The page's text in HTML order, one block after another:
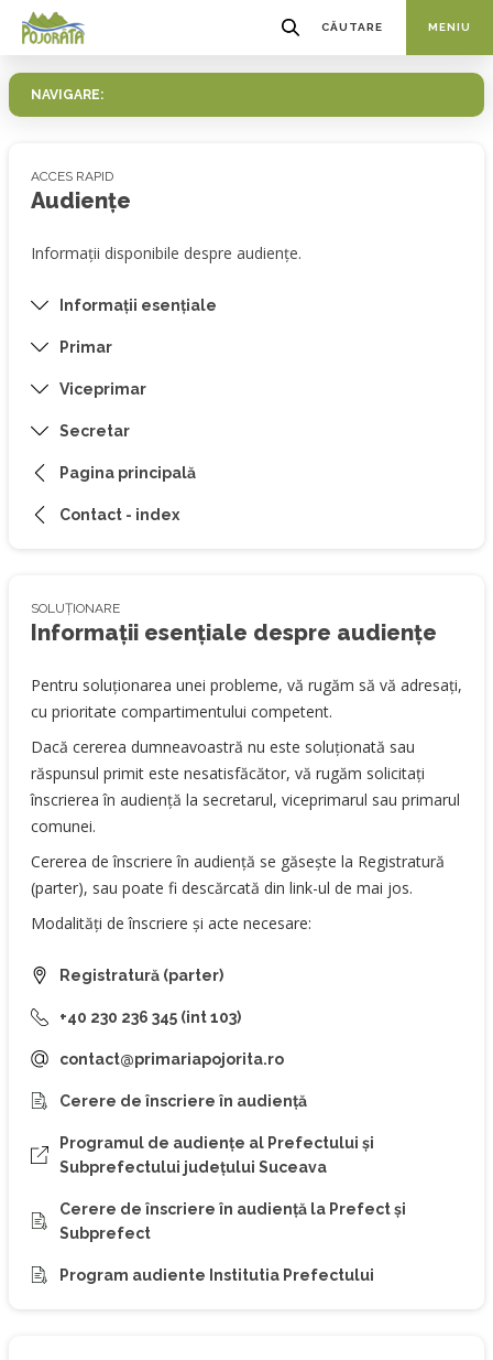
CĂUTARE MENIU
NAVIGARE:
SOLUȚIONARE
Informații esențiale despre audiențe
Pentru soluționarea unei probleme, vă rugăm să vă adresați,
cu prioritate compartimentului competent.
Dacă cererea dumneavoastră nu este soluționată sau
răspunsul primit este nesatisfăcător, vă rugăm solicitați
înscrierea în audiență la secretarul, viceprimarul sau primarul
comunei.
Cererea de înscriere în audiență se găsește la Registratură
(parter), sau poate fi descărcată din link-ul de mai jos.
Modalități de înscriere și acte necesare:
Registratură (parter)
+40 230 236 345 (int 103)
contact@primariapojorita.ro
Cerere de înscriere în audiență
Programul de audiențe al Prefectului și
Subprefectului județului Suceava
Cerere de înscriere în audiență la Prefect și
Subprefect
Program audiente Institutia Prefectului
ACCES RAPID
Audiențe
Informații disponibile despre audiențe.
Informații esențiale
Primar
Viceprimar
Secretar
Pagina principală
Contact - index